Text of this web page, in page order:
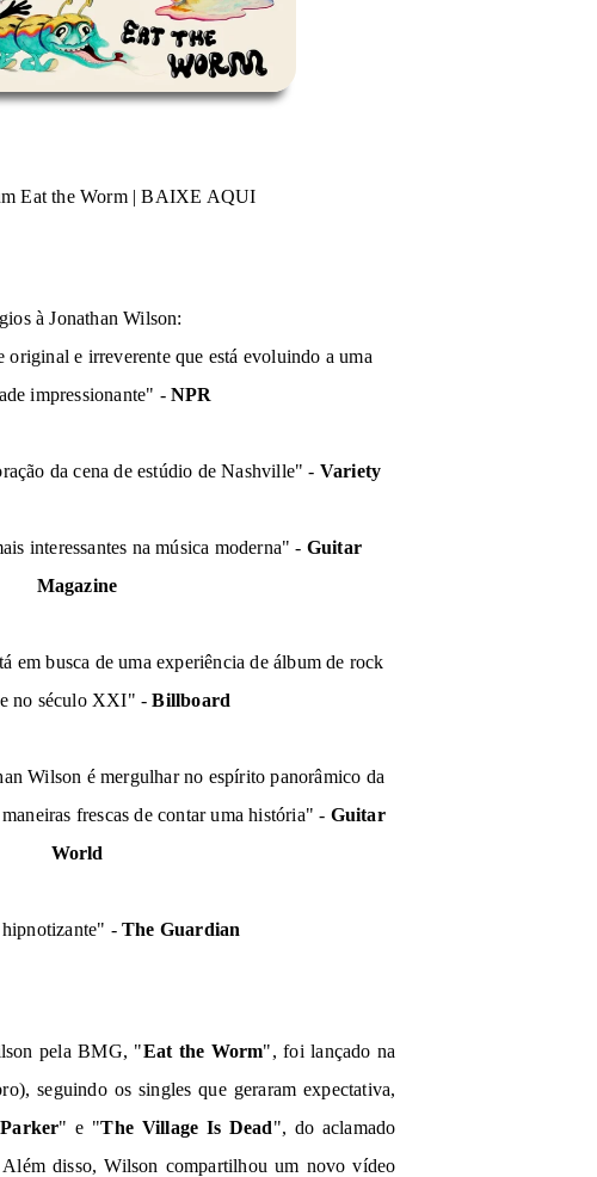
Eat the Worm|BAIXE AQUI
à Jonathan Wilson:
original e irreverente que está evoluindo a uma
impressionante" -NPR
da cena de estúdio de Nashville" - Variety
interessantes na música moderna" - Guitar
Magazine
em busca de uma experiência de álbum de rock
no século XXI" -Billboard
Wilson é mergulhar no espírito panorâmico da
frescas de contar uma história" - Guitar
World
hipnotizante" -The Guardian
pela BMG, "Eat the Worm", foi lançado na
seguindo os singles que geraram expectativa,
" e "The Village Is Dead", do aclamado
disso, Wilson compartilhou um novo vídeo